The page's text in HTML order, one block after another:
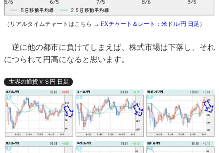
（リアルタイムチャートはこちら → FXチャート＆レート：米ドル/円 日足 ）
逆に他の都市に負けてしまえば、株式市場は下落し、それ
につられて円高になると思います。
世界の通貨ＶＳ円 日足